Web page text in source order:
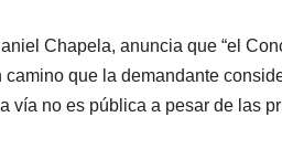
Chapela, anuncia que “el
que la demandante
vía no es pública a pesar de las